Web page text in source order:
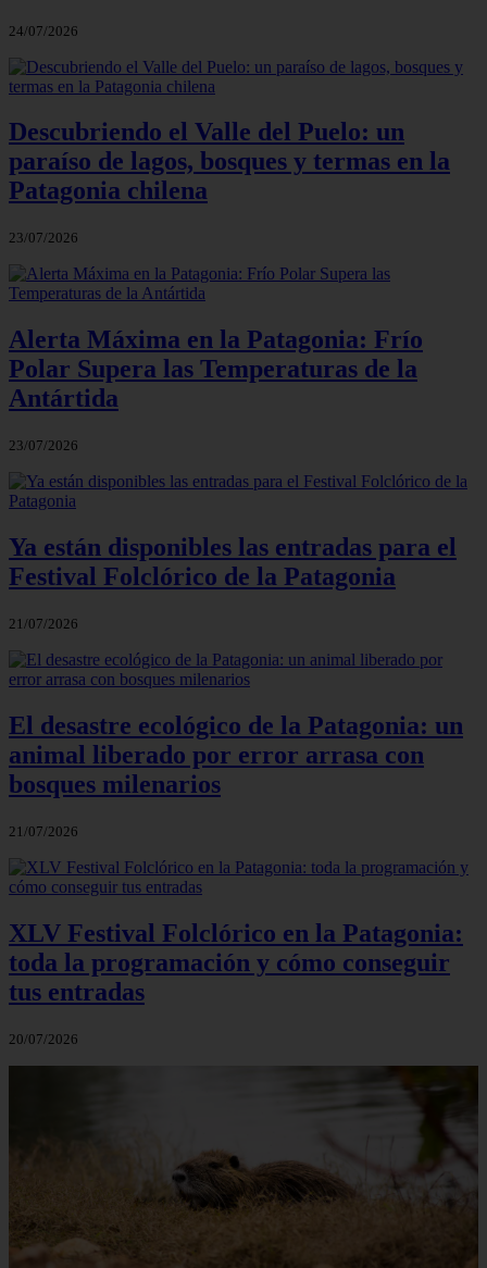
24/07/2026
Descubriendo el Valle del Puelo: un
paraíso de lagos, bosques y termas en la
Patagonia chilena
23/07/2026
Alerta Máxima en la Patagonia: Frío
Polar Supera las Temperaturas de la
Antártida
23/07/2026
Ya están disponibles las entradas para el
Festival Folclórico de la Patagonia
21/07/2026
El desastre ecológico de la Patagonia: un
animal liberado por error arrasa con
bosques milenarios
21/07/2026
XLV Festival Folclórico en la Patagonia:
toda la programación y cómo conseguir
tus entradas
20/07/2026